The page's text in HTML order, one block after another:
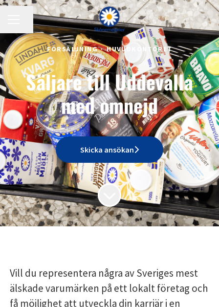
KARRIÄRMENY
Dela sidan
FÖRSÄLJNING · HUVUDKONTORET
Säljare till Uddevalla
med omnejd
Skicka ansökan
Vill du representera några av Sveriges mest
älskade varumärken på ett lokalt företag och
få möjlighet att utveckla din karriär i en